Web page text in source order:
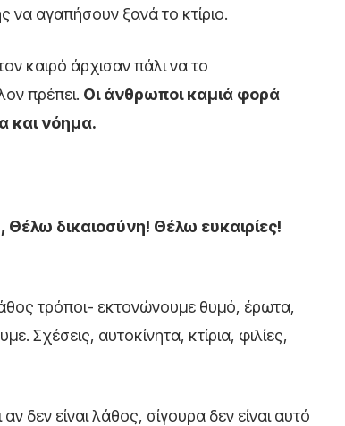
να αγαπήσουν ξανά το κτίριο.
καιρό άρχισαν πάλι να το
πρέπει. Οι άνθρωποι καμιά φορά
και νόημα.
δικαιοσύνη! Θέλω ευκαιρίες!
τρόποι- εκτονώνουμε θυμό, έρωτα,
Σχέσεις, αυτοκίνητα, κτίρια, φιλίες,
δεν είναι λάθος, σίγουρα δεν είναι αυτό